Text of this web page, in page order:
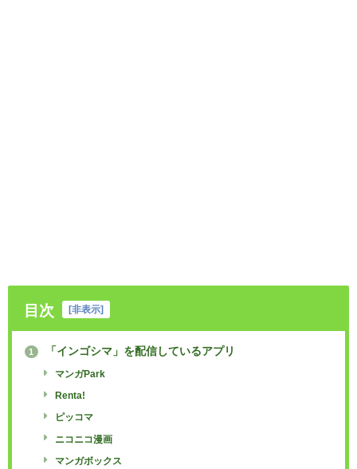
目次 [非表示]
1 「インゴシマ」を配信しているアプリ
マンガPark
Renta!
ピッコマ
ニコニコ漫画
マンガボックス